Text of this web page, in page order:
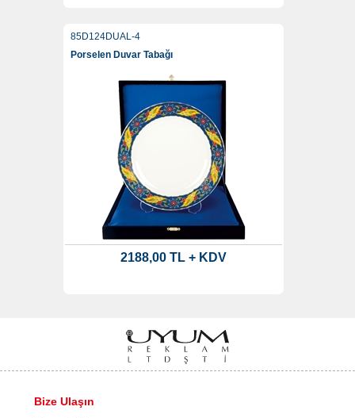
85D124DUAL-4
Porselen Duvar Tabağı
2188,00 TL + KDV
Bize Ulaşın